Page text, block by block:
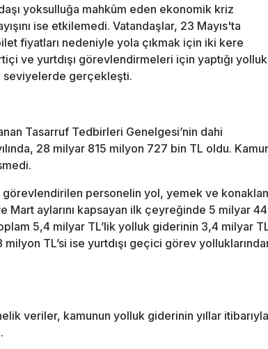
yoksulluğa mahkûm eden ekonomik kriz
ise etkilemedi. Vatandaşlar, 23 Mayıs'ta
fiyatları nedeniyle yola çıkmak için iki kere
ve yurtdışı görevlendirmeleri için yaptığı yolluk
seviyelerde gerçekleşti.
Tasarruf Tedbirleri Genelgesi’nin dahi
28 milyar 815 milyon 727 bin TL oldu.
görevlendirilen personelin yol, yemek ve
Mart aylarını kapsayan ilk çeyreğinde 5 milyar
5,4 milyar TL’lik yolluk giderinin 3,4 milyar
TL’si ise yurtdışı geçici görev
veriler, kamunun yolluk giderinin yıllar itibarıyla